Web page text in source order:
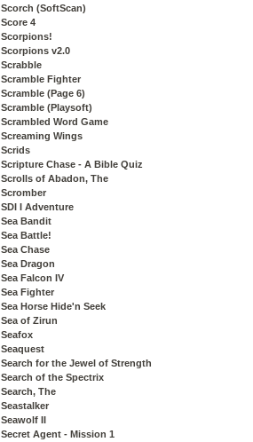
Scorch (SoftScan)
Score 4
Scorpions!
Scorpions v2.0
Scrabble
Scramble Fighter
Scramble (Page 6)
Scramble (Playsoft)
Scrambled Word Game
Screaming Wings
Scrids
Scripture Chase - A Bible Quiz
Scrolls of Abadon, The
Scromber
SDI I Adventure
Sea Bandit
Sea Battle!
Sea Chase
Sea Dragon
Sea Falcon IV
Sea Fighter
Sea Horse Hide'n Seek
Sea of Zirun
Seafox
Seaquest
Search for the Jewel of Strength
Search of the Spectrix
Search, The
Seastalker
Seawolf II
Secret Agent - Mission 1